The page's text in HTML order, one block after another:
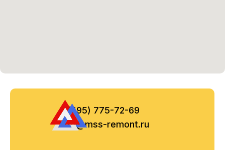
8 (495) 775-72-69
info@mss-remont.ru